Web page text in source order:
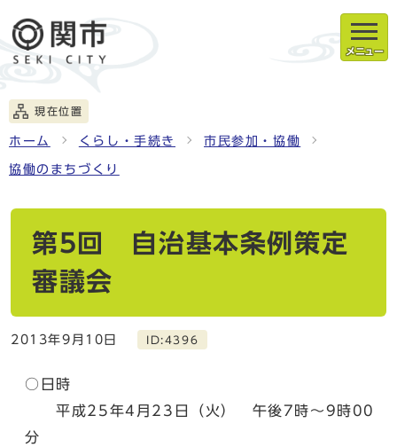
メニュー
現在位置
ホーム くらし・手続き 市民参加・協働
協働のまちづくり
第5回 自治基本条例策定
審議会
2013年9月10日 ID:4396
○日時
平成25年4月23日（火） 午後7時～9時00
分